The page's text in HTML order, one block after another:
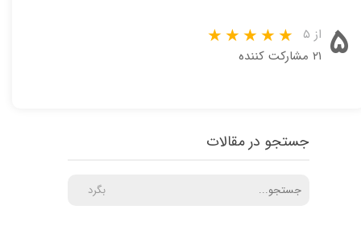
۵ از ۵
۲۱ مشارکت کننده
جستجو در مقالات
بگرد